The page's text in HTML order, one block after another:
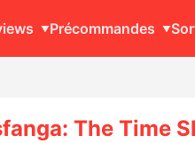
Précommandes
The Time